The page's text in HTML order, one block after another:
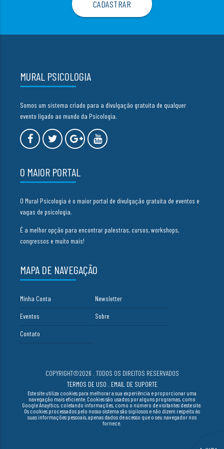
MURAL PSICOLOGIA
Somos um sistema criado para a divulgação gratuita de qualquer
evento ligado ao mundo da Psicologia.
O MAIOR PORTAL
O Mural Psicologia é o maior portal de divulgação gratuita de eventos e
vagas de psicologia.
É a melhor opção para encontrar palestras, cursos, workshops,
congressos e muito mais!
MAPA DE NAVEGAÇÃO
Minha Conta Newsletter
Eventos Sobre
Contato
COPYRIGHT©2026 . TODOS OS DIREITOS RESERVADOS
TERMOS DE USO . EMAIL DE SUPORTE
Este site utiliza cookies para melhorar a sua experiência e proporcionar uma
navegação mais eficiente. Cookies são usados por alguns programas, como
Google Anayltics, coletando informações, como o número de visitantes deste site.
Os cookies processados pelo nosso sistema são sigilosos e não dizem respeito às
suas informações pessoais, apenas dados de acesso que o seu navegador nos
fornece.